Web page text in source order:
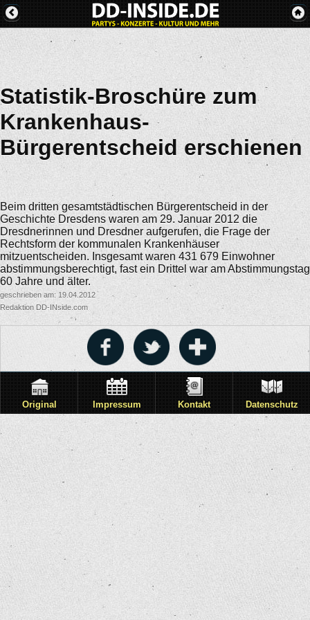
Statistik-Broschüre zum
Krankenhaus-
Bürgerentscheid erschienen
Beim dritten gesamtstädtischen Bürgerentscheid in der
Geschichte Dresdens waren am 29. Januar 2012 die
Dresdnerinnen und Dresdner aufgerufen, die Frage der
Rechtsform der kommunalen Krankenhäuser
mitzuentscheiden. Insgesamt waren 431 679 Einwohner
abstimmungsberechtigt, fast ein Drittel war am Abstimmungstag
60 Jahre und älter.
geschrieben am: 19.04.2012
Redaktion DD-INside.com
Original Impressum Kontakt Datenschutz